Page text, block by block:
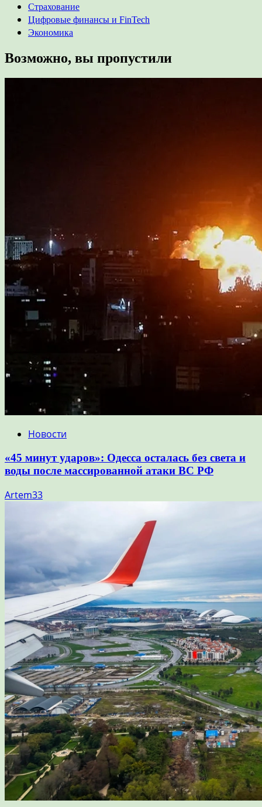
Страхование
Цифровые финансы и FinTech
Экономика
Возможно, вы пропустили
Новости
«45 минут ударов»: Одесса осталась без света и
воды после массированной атаки ВС РФ
Artem33